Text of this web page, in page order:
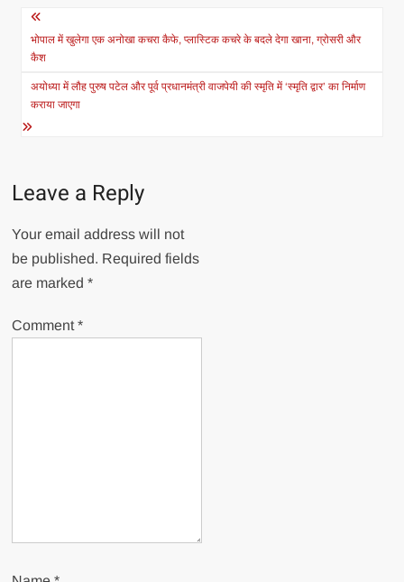
Post
navigation
भोपाल में खुलेगा एक अनोखा कचरा कैफे, प्लास्टिक कचरे के बदले देगा खाना, ग्रोसरी और
कैश
अयोध्या में लौह पुरुष पटेल और पूर्व प्रधानमंत्री वाजपेयी की स्मृति में ‘स्मृति द्वार’ का निर्माण
कराया जाएगा
Leave a Reply
Your email address will not
be published. Required fields
are marked*
Comment*